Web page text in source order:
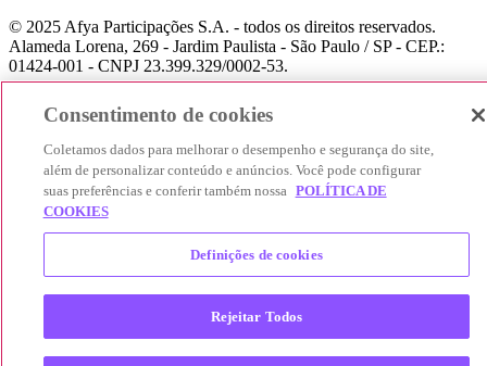
© 2025 Afya Participações S.A. - todos os direitos reservados.
Alameda Lorena, 269 - Jardim Paulista - São Paulo / SP - CEP.:
01424-001 - CNPJ 23.399.329/0002-53.
Consentimento de cookies
Coletamos dados para melhorar o desempenho e segurança do site,
além de personalizar conteúdo e anúncios. Você pode configurar
suas preferências e conferir também nossa POLÍTICA DE
COOKIES
Definições de cookies
Rejeitar Todos